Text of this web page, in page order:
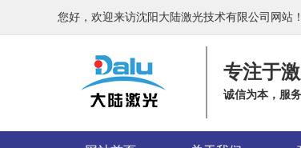
您好，欢迎来访沈阳大陆激光技术有限公司网站！
专注于
诚信为本，服